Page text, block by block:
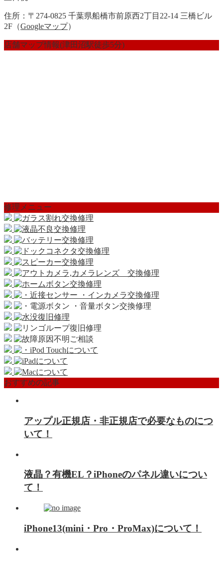
住所：〒274-0825 千葉県船橋市前原西2丁目22-14 三橋ビル
2F（Googleマップ）
店舗マップ情報(津田沼駅徒歩5分)
修理メニュー
おすすめの記事
アップル正規店・非正規店で必要なものにつ
いて！
液晶？有機EL？iPhoneのパネル違いについ
て！
iPhone13(mini・Pro・ProMax)について！